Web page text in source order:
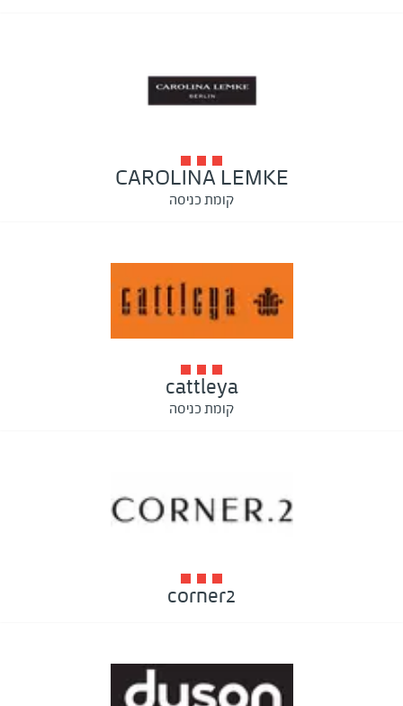
CAROLINA LEMKE
קומת כניסה
cattleya
קומת כניסה
corner2